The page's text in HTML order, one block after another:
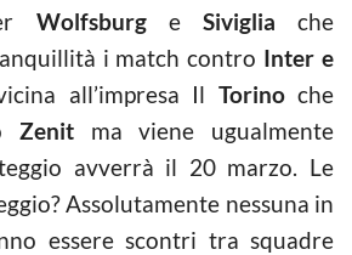
Wolfsburge Siviglia che
i match contro Inter e
all’impresa Il Torinoche
Zenit ma viene ugualmente
avverrà il 20 marzo. Le
Assolutamente nessuna in
essere scontri tra squadre